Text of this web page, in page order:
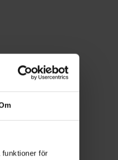
funktioner för